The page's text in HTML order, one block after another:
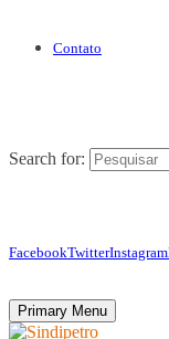
Contato
Search for:
FacebookTwitterInstagram
Primary Menu